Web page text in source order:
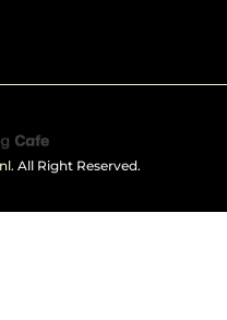
. All Right Reserved.